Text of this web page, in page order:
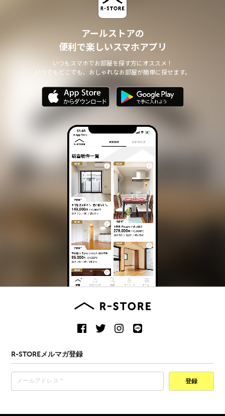
アールストアの
便利で楽しいスマホアプリ
いつもスマホでお部屋を探す方にオススメ！
いつでもどこでも、おしゃれなお部屋が簡単に探せます。
R-STOREメルマガ登録
登録